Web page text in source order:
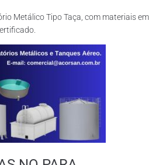
Metálico Tipo Taça, com materiais em